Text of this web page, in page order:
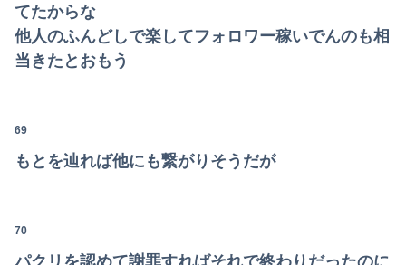
てたからな
他人のふんどしで楽してフォロワー稼いでんのも相
当きたとおもう
69
もとを辿れば他にも繋がりそうだが
70
パクリを認めて謝罪すればそれで終わりだったのに